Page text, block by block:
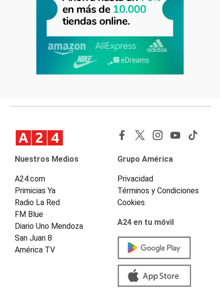
Nuestros Medios
A24.com
Primicias Ya
Radio La Red
FM Blue
Diario Uno Mendoza
San Juan 8
América TV
Grupo América
Privacidad
Términos y Condiciones
Cookies
A24 en tu móvil